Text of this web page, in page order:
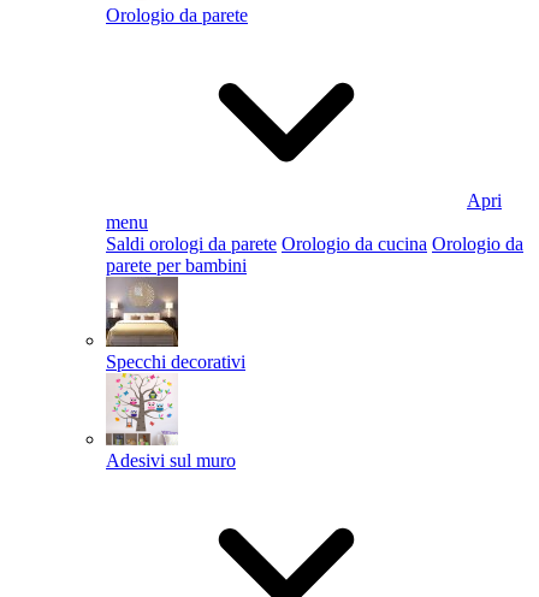
Orologio da parete
Apri
menu
Saldi orologi da parete Orologio da cucina Orologio da
parete per bambini
Specchi decorativi
Adesivi sul muro